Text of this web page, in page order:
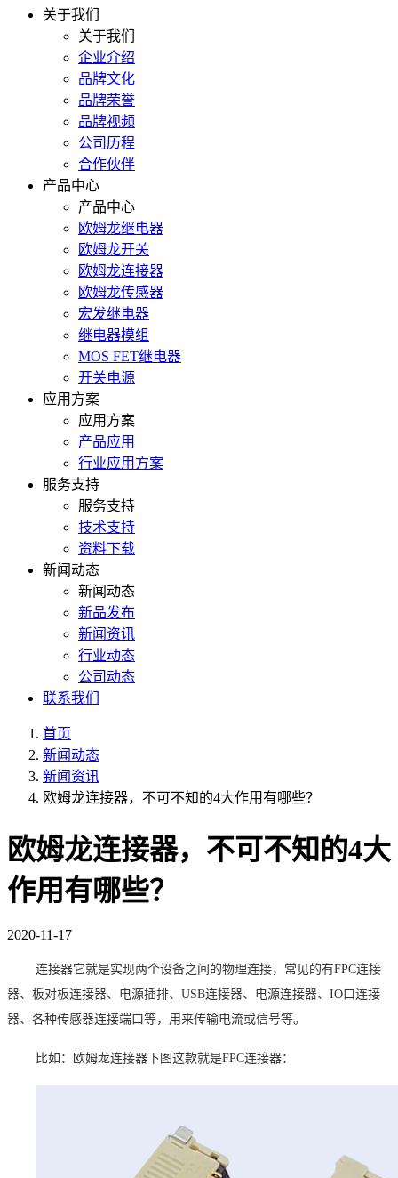
关于我们
关于我们
企业介绍
品牌文化
品牌荣誉
品牌视频
公司历程
合作伙伴
产品中心
产品中心
欧姆龙继电器
欧姆龙开关
欧姆龙连接器
欧姆龙传感器
宏发继电器
继电器模组
MOS FET继电器
开关电源
应用方案
应用方案
产品应用
行业应用方案
服务支持
服务支持
技术支持
资料下载
新闻动态
新闻动态
新品发布
新闻资讯
行业动态
公司动态
联系我们
首页
新闻动态
新闻资讯
欧姆龙连接器，不可不知的4大作用有哪些？
欧姆龙连接器，不可不知的4大
作用有哪些？
2020-11-17
连接器它就是实现两个设备之间的物理连接，常见的有FPC连接
器、 板对板连接器、 电源插排、 USB连接器、电源连接器、IO口连接
器、各种传感器连接端口等，用来传输电流或信号等。
比如：欧姆龙连接器下图这款就是FPC连接器：